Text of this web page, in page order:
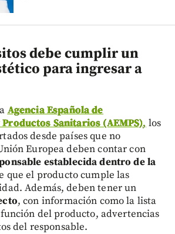
debe cumplir un
para ingresar a
Agencia Española de
Sanitarios (AEMPS), los
desde países que no
Europea deben contar con
establecida dentro de la
que el producto cumple las
Además, deben tener un
, con información como la lista
del producto, advertencias
del responsable.